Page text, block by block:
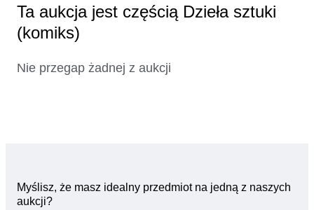
Ta aukcja jest częścią Dzieła sztuki
(komiks)
Nie przegap żadnej z aukcji
Myślisz, że masz idealny przedmiot na jedną z naszych
aukcji?